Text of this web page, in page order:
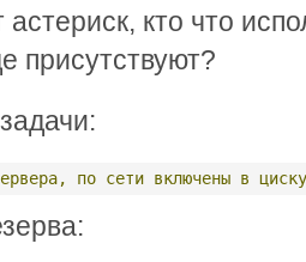
кто что
присутствуют?
по сети включены в циску